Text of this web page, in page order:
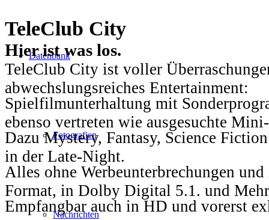
Datenbank
Fotografien
Nachrichten
TeleClub City
Hier ist was los.
TeleClub City ist voller
abwechslungsreiches Entertainment:
Spielfilmunterhaltung mit
ebenso vertreten wie ausgesuchte
Dazu Mystery, Fantasy, Science
in der Late-Night.
Alles ohne Werbeunterbrechungen
Format, in Dolby Digital 5.1. und
Empfangbar auch in HD und vorerst